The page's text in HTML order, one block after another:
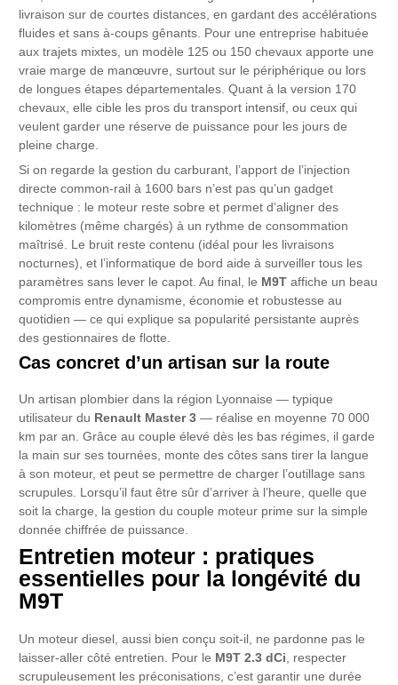
livraison sur de courtes distances, en gardant des accélérations
fluides et sans à-coups gênants. Pour une entreprise habituée
aux trajets mixtes, un modèle 125 ou 150 chevaux apporte une
vraie marge de manœuvre, surtout sur le périphérique ou lors
de longues étapes départementales. Quant à la version 170
chevaux, elle cible les pros du transport intensif, ou ceux qui
veulent garder une réserve de puissance pour les jours de
pleine charge.
Si on regarde la gestion du carburant, l’apport de l’injection
directe common-rail à 1600 bars n’est pas qu’un gadget
technique : le moteur reste sobre et permet d’aligner des
kilomètres (même chargés) à un rythme de consommation
maîtrisé. Le bruit reste contenu (idéal pour les livraisons
nocturnes), et l’informatique de bord aide à surveiller tous les
paramètres sans lever le capot. Au final, le M9T affiche un beau
compromis entre dynamisme, économie et robustesse au
quotidien — ce qui explique sa popularité persistante auprès
des gestionnaires de flotte.
Cas concret d’un artisan sur la route
Un artisan plombier dans la région Lyonnaise — typique
utilisateur du Renault Master 3 — réalise en moyenne 70 000
km par an. Grâce au couple élevé dès les bas régimes, il garde
la main sur ses tournées, monte des côtes sans tirer la langue
à son moteur, et peut se permettre de charger l’outillage sans
scrupules. Lorsqu’il faut être sûr d’arriver à l’heure, quelle que
soit la charge, la gestion du couple moteur prime sur la simple
donnée chiffrée de puissance.
Entretien moteur : pratiques
essentielles pour la longévité du
M9T
Un moteur diesel, aussi bien conçu soit-il, ne pardonne pas le
laisser-aller côté entretien. Pour le M9T 2.3 dCi, respecter
scrupuleusement les préconisations, c’est garantir une durée